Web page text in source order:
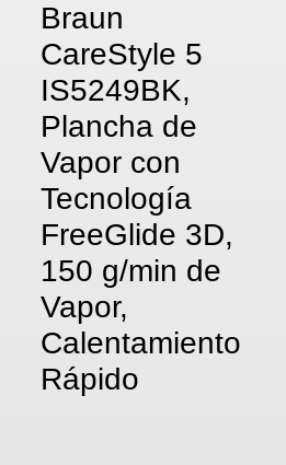
Braun
CareStyle 5
IS5249BK,
Plancha de
Vapor con
Tecnología
FreeGlide 3D,
150 g/min de
Vapor,
Calentamiento
Rápido